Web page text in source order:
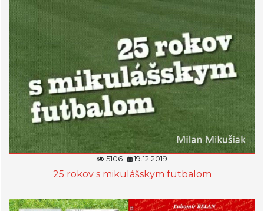
5106 19.12.2019
25 rokov s mikulášskym futbalom